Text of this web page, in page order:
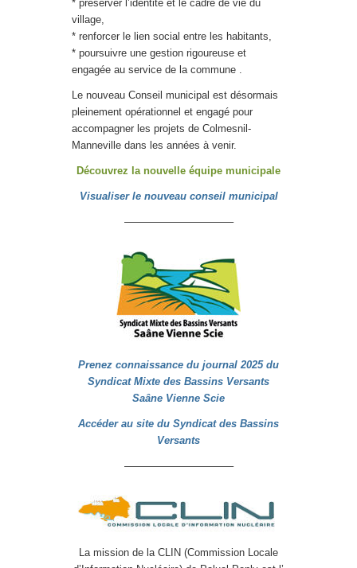
* préserver l’identité et le cadre de vie du
village,
* renforcer le lien social entre les habitants,
* poursuivre une gestion rigoureuse et
engagée au service de la commune .
Le nouveau Conseil municipal est désormais
pleinement opérationnel et engagé pour
accompagner les projets de Colmesnil-
Manneville dans les années à venir.
Découvrez la nouvelle équipe municipale
Visualiser le nouveau conseil municipal
——————————–
Prenez connaissance du journal 2025 du
Syndicat Mixte des Bassins Versants
Saâne Vienne Scie
Accéder au site du Syndicat des Bassins
Versants
——————————–
La mission de la CLIN (Commission Locale